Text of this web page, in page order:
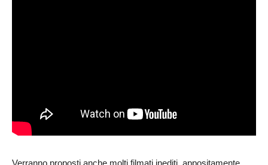
Verranno proposti anche molti filmati inediti, appositamente